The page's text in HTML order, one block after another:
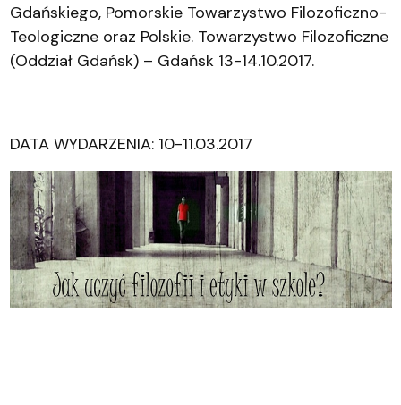
Gdańskiego, Pomorskie Towarzystwo Filozoficzno-
Teologiczne oraz Polskie. Towarzystwo Filozoficzne
(Oddział Gdańsk) – Gdańsk 13-14.10.2017.
DATA WYDARZENIA: 10-11.03.2017